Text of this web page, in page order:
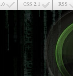
RSS
CSS 2.1